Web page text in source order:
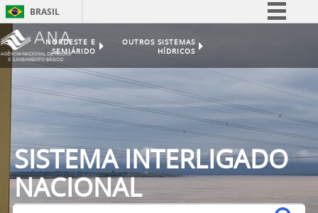
BRASIL
Acesso à informação
Legislação
Canais
NORDESTE E
SEMIÁRIDO
OUTROS SISTEMAS
HÍDRICOS
SISTEMA INTERLIGADO
NACIONAL
Buscar no portal